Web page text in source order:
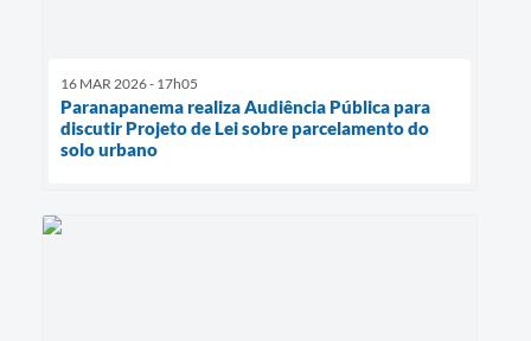
16 MAR 2026 - 17h05
Paranapanema realiza Audiência Pública para
discutir Projeto de Lei sobre parcelamento do
solo urbano